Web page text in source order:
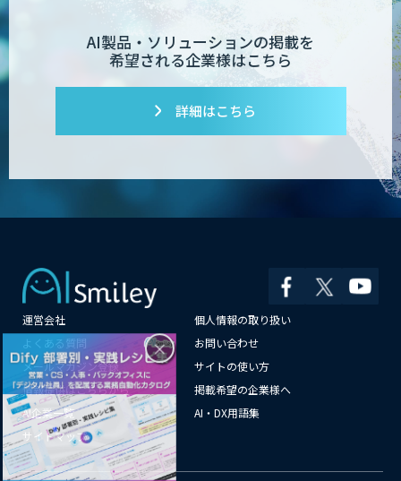
Dify開発支援
展示会の名刺を商談に変える
「GenLead」
RAG技術研修
AI製品・ソリューションの掲載を
希望される企業様はこちら
詳細はこちら
運営会社
個人情報の取り扱い
よくある質問
お問い合わせ
メールマガジン登録
サイトの使い方
情報提供はこちらから
掲載希望の企業様へ
AI企業一覧
AI・DX用語集
サイトマップ
×